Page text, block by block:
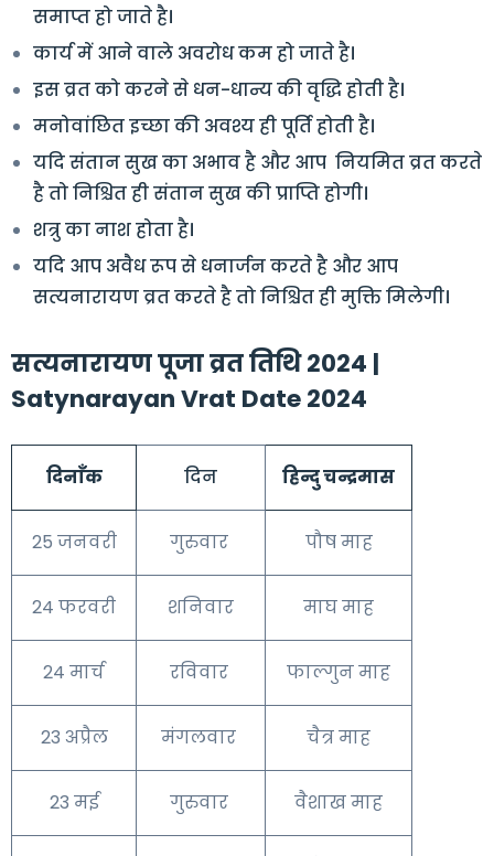
समाप्त हो जाते है।
कार्य में आने वाले अवरोध कम हो जाते है।
इस व्रत को करने से धन-धान्य की वृद्धि होती है।
मनोवांछित इच्छा की अवश्य ही पूर्ति होती है।
यदि संतान सुख का अभाव है और आप नियमित व्रत करते
है तो निश्चित ही संतान सुख की प्राप्ति होगी।
शत्रु का नाश होता है।
यदि आप अवैध रूप से धनार्जन करते है और आप
सत्यनारायण व्रत करते है तो निश्चित ही मुक्ति मिलेगी।
सत्यनारायण पूजा व्रत तिथि 2024 |
Satynarayan Vrat Date 2024
दिनाँक दिन हिन्दु चन्द्रमास
25 जनवरी गुरुवार पौष माह
24 फरवरी शनिवार माघ माह
24 मार्च रविवार फाल्गुन माह
23 अप्रैल मंगलवार चैत्र माह
23 मई गुरुवार वैशाख माह